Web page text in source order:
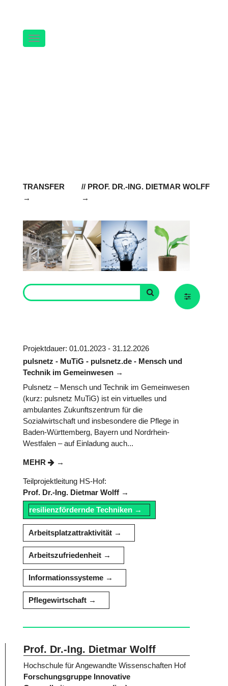
Navigation
TRANSFER // PROF. DR.-ING. DIETMAR WOLFF
Projektdauer: 01.01.2023 - 31.12.2026
pulsnetz - MuTiG - pulsnetz.de - Mensch und
Technik im Gemeinwesen
Pulsnetz – Mensch und Technik im Gemeinwesen
(kurz: pulsnetz MuTiG) ist ein virtuelles und
ambulantes Zukunftszentrum für die
Sozialwirtschaft und insbesondere die Pflege in
Baden-Württemberg, Bayern und Nordrhein-
Westfalen – auf Einladung auch...
MEHR
Teilprojektleitung HS-Hof:
Prof. Dr.-Ing. Dietmar Wolff
resilienzfördernde Techniken
Arbeitsplatzattraktivität
Arbeitszufriedenheit
Informationssysteme
Pflegewirtschaft
Prof. Dr.-Ing. Dietmar Wolff
Hochschule für Angewandte Wissenschaften Hof
Forschungsgruppe Innovative